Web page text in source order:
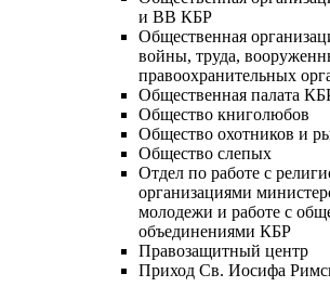
и ВВ КБР
Общественная
войны, труда,
правоохранительных
Общественная палата
Общество книголюбов
Общество охотников и
Общество слепых
Отдел по работе с
организациями
молодежи и работе с
объединениями КБР
Правозащитный центр
Приход Св. Иосифа